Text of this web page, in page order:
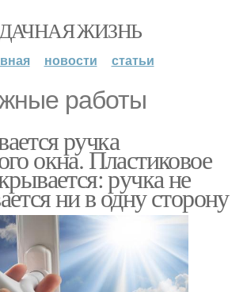
ЖИЗНЬ
новости статьи
работы
ручка
окна. Пластиковое
ручка не
ни в одну сторону